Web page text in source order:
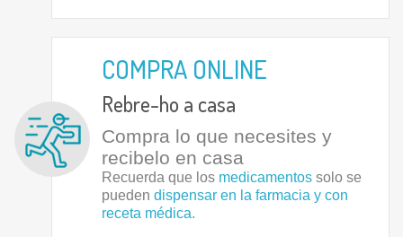
COMPRA ONLINE
Rebre-ho a casa
Compra lo que necesites y
recibelo en casa
Recuerda que los medicamentos solo se
pueden dispensar en la farmacia y con
receta médica.